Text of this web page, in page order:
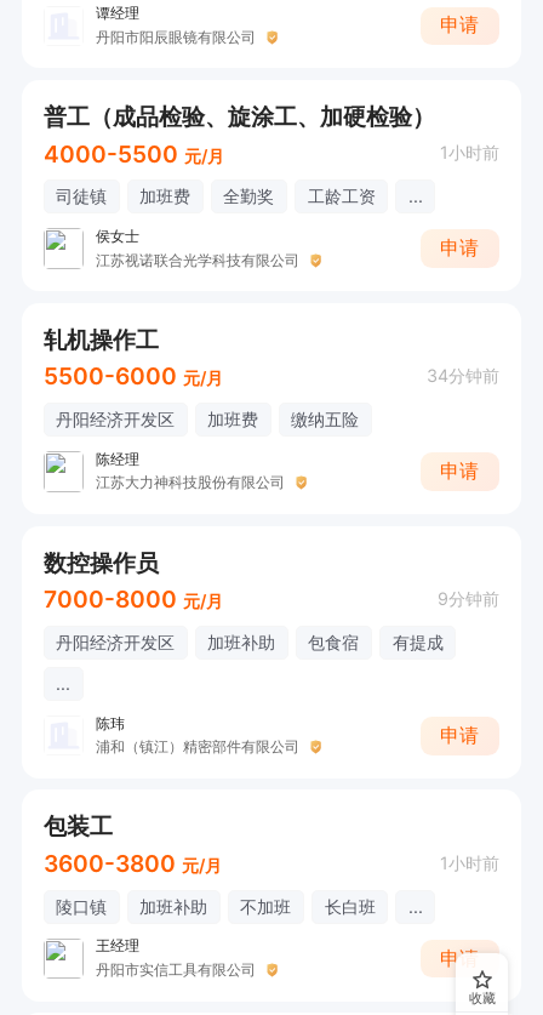
谭经理
丹阳市阳辰眼镜有限公司
申请
普工（成品检验、旋涂工、加硬检验）
4000-5500 元/月 1小时前
司徒镇 加班费 全勤奖 工龄工资 ...
侯女士
江苏视诺联合光学科技有限公司
申请
轧机操作工
5500-6000 元/月 34分钟前
丹阳经济开发区 加班费 缴纳五险
陈经理
江苏大力神科技股份有限公司
申请
数控操作员
7000-8000 元/月 9分钟前
丹阳经济开发区 加班补助 包食宿
有提成
...
陈玮
浦和（镇江）精密部件有限公司
申请
包装工
3600-3800 元/月 1小时前
陵口镇 加班补助 不加班 长白班 ...
王经理
丹阳市实信工具有限公司
申请
收藏